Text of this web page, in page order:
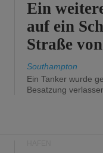
Ein
auf ein
Straße
Southampton
Ein Tanker wurde
Besatzung